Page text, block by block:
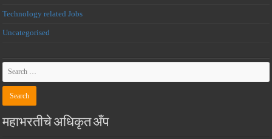
Technology related Jobs
Uncategorised
महाभरतीचे अधिकृत अँप